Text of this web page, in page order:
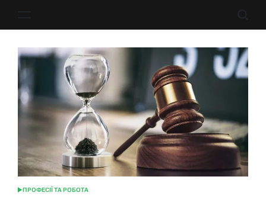
ОПУБЛІКУВАТИ
ПРОФЕСІЇ ТА РОБОТА